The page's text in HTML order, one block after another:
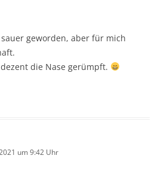
geworden, aber für mich
die Nase gerümpft.
um 9:42 Uhr